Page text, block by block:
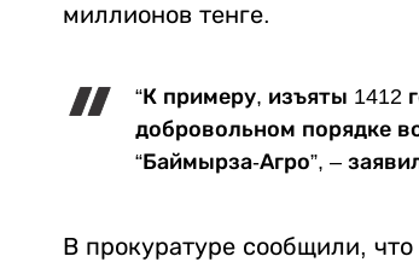
миллионов тенге.
“К примеру, изъяты 1412
добровольном порядке
“Баймырза-Агро”, –
В прокуратуре сообщили,